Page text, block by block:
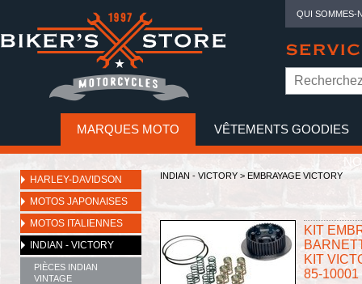
QUI SOMMES-
MARQUES MOTO VÊTEMENTS GOODIES
HARLEY-DAVIDSON
MOTOS JAPONAISES
MOTOS ITALIENNES
INDIAN - VICTORY
PIÈCES INDIAN
VINTAGE
INDIAN - VICTORY > EMBRAYAGE VICTORY
KIT
KIT
85-10001